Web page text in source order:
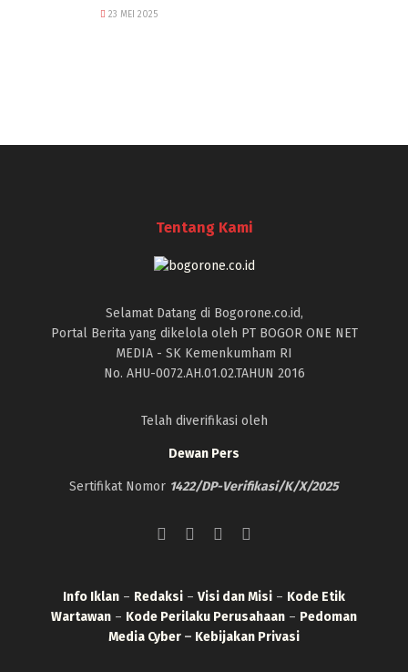
23 MEI 2025
Tentang Kami
Selamat Datang di Bogorone.co.id,
Portal Berita yang dikelola oleh PT BOGOR ONE NET
MEDIA - SK Kemenkumham RI
No. AHU-0072.AH.01.02.TAHUN 2016
Telah diverifikasi oleh
Dewan Pers
Sertifikat Nomor 1422/DP-Verifikasi/K/X/2025
Info Iklan – Redaksi – Visi dan Misi – Kode Etik
Wartawan – Kode Perilaku Perusahaan – Pedoman
Media Cyber – Kebijakan Privasi